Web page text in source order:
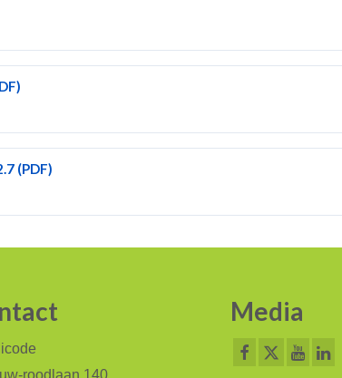
(PDF)
Media